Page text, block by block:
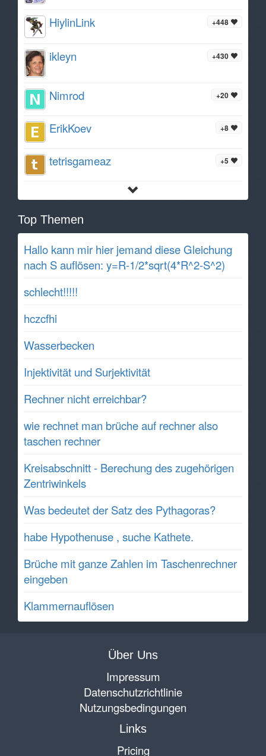
+448
HiylinLink
+430
ikleyn
+20
Nimrod
+8
ErikKoev
+5
tetrisgameaz
Top Themen
Hallo kann mir hier jemand diese Gleichung
nach S auflösen: y=R-1/2*sqrt(4*R^2-S^2)
schlecht!!!!!
hczcfhi
Wasserbecken
Injektivität und Surjektivität
Rechner nicht erreichbar?
wie rechnet man brüche auf rechner also
taschen rechner
Kreisabschnitt - Berechung des zugehörigen
Zentriwinkels
Was bedeutet der Satz des Pythagoras?
habe Hypothenuse , suche Kathete.
Brüche mit ganze Zahlen im Taschenrechner
eingeben
Klammernauflösen
Über Uns
Impressum
Datenschutzrichtlinie
Nutzungsbedingungen
Links
Pricing